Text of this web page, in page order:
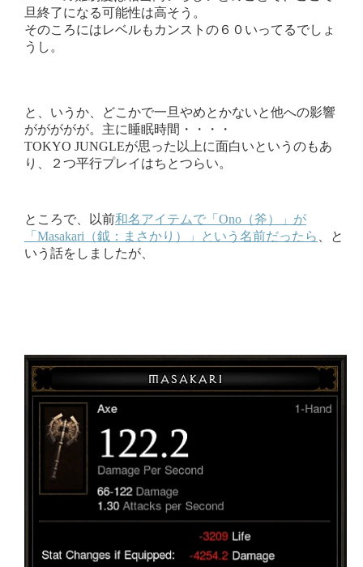
旦終了になる可能性は高そう。
そのころにはレベルもカンストの６０いってるでしょ
うし。
と、いうか、どこかで一旦やめとかないと他への影響
ががががが。主に睡眠時間・・・・
TOKYO JUNGLEが思った以上に面白いというのもあ
り、２つ平行プレイはちとつらい。
ところで、以前和名アイテムで「Ono（斧）」が
「Masakari（鉞：まさかり）」という名前だったら
、と
いう話をしましたが、